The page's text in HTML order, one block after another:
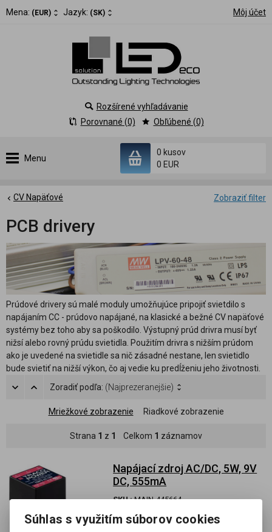
Mena: (EUR) Jazyk: (SK) Môj účet
Menu
0 kusov
0 EUR
Rozšírené vyhľadávanie
Porovnané (0)
Obľúbené (0)
Zobraziť filter
CV Napäťové
PCB drivery
Prúdové drivery sú malé moduly umožňujúce pripojiť svietdilo s
napájaním CC - prúdovo napájané, na klasické a bežné CV napäťové
systémy bez toho aby sa poškodilo. Výstupný prúd drivra musí byť
nižsí alebo rovný prúdu svietidla. Použitím drivra s nižším prúdom
ako je uvedené na svietidle sa nič zásadné nestane, len svietidlo
bude svietiť na nižší výkon, čo aj vedie ku predĺženiu jeho životnosti.
Zoradiť podľa: (Najprezeranejšie)
Mriežkové zobrazenie Riadkové zobrazenie
Strana 1 z 1 Celkom 1 záznamov
Napájací zdroj AC/DC, 5W, 9V
DC, 555mA
SKU :MAIN-445664
Skladom:7 ks
Súhlas s využitím súborov cookies